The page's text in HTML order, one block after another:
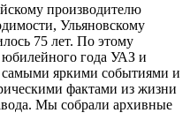
производителю
Ульяновскому
75 лет. По этому
года УАЗ и
самыми яркими событиями и
фактами из жизни
Мы собрали архивные